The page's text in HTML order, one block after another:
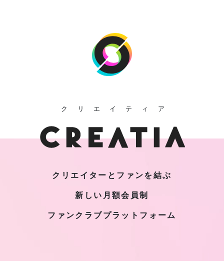
クリエイティア
クリエイターとファンを結ぶ
新しい月額会員制
ファンクラブプラットフォーム